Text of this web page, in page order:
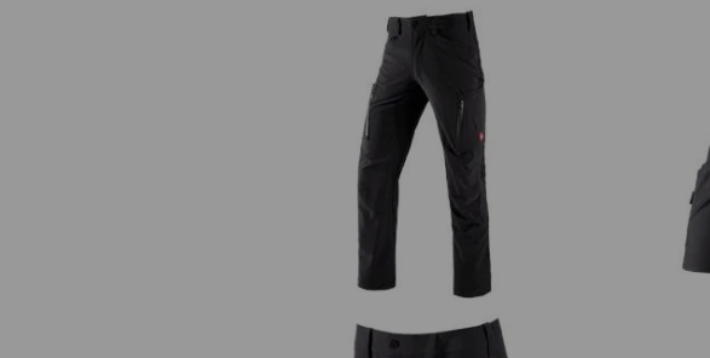
Pantalon Cargo e.s.vision stretch,
hommes